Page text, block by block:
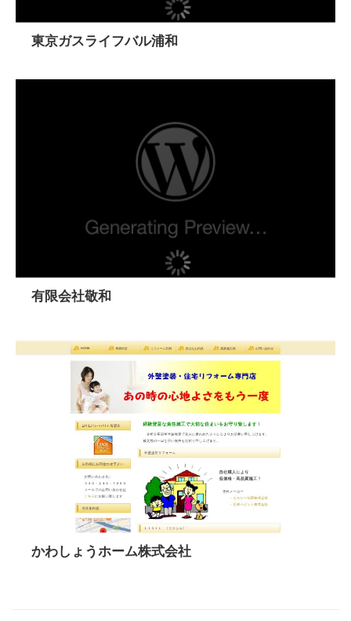
東京ガスライフバル浦和
有限会社敬和
かわしょうホーム株式会社